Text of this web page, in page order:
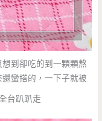
到卻吃的到一顆顆熬
蠻搭的，一下子就被